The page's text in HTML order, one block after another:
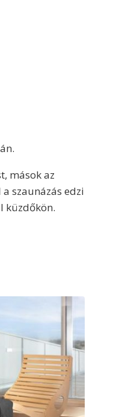
mások az
szaunázás edzi
küzdőkön.